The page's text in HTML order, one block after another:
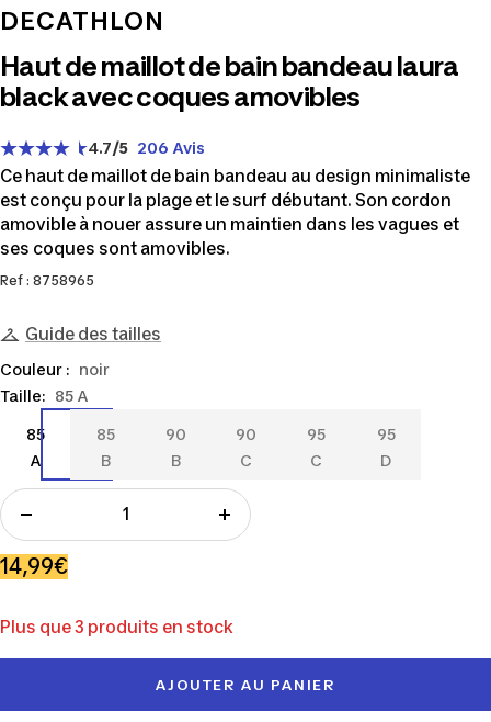
DECATHLON
Haut de maillot de bain bandeau laura
black avec coques amovibles
4.7/5 206 Avis
Ce haut de maillot de bain bandeau au design minimaliste
est conçu pour la plage et le surf débutant. Son cordon
amovible à nouer assure un maintien dans les vagues et
ses coques sont amovibles.
Ref : 8758965
Guide des tailles
Taille: 85 A
85
A
85
A
85
B
85
B
90
B
90
B
90
C
90
C
95
C
95
C
95
D
95
D
Couleur : noir
la
quantité
Augmenter
Prix
vente
14,99€
Plus que 3 produits en stock
AJOUTER AU PANIER